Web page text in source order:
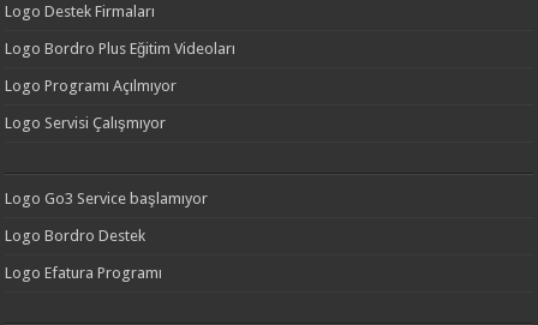
Logo Destek Firmaları
Logo Bordro Plus Eğitim Videoları
Logo Programı Açılmıyor
Logo Servisi Çalışmıyor
Logo Go3 Service başlamıyor
Logo Bordro Destek
Logo Efatura Programı